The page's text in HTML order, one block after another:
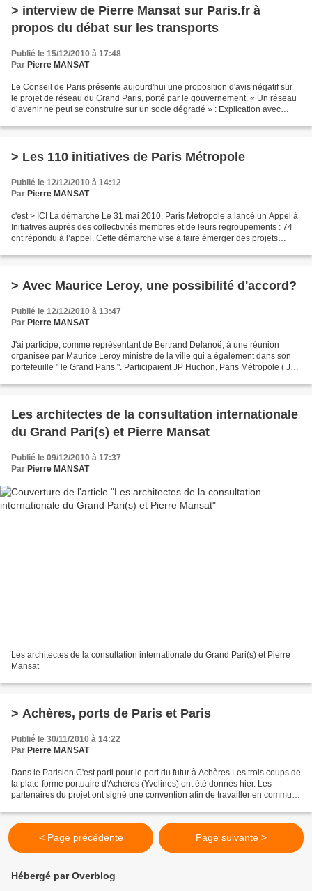
> interview de Pierre Mansat sur Paris.fr à
propos du débat sur les transports
Publié le 15/12/2010 à 17:48
Par Pierre MANSAT
Le Conseil de Paris présente aujourd'hui une proposition d'avis négatif sur
le projet de réseau du Grand Paris, porté par le gouvernement. « Un réseau
d’avenir ne peut se construire sur un socle dégradé » : Explication avec
> Les 110 initiatives de Paris Métropole
Publié le 12/12/2010 à 14:12
Par Pierre MANSAT
c'est > ICI La démarche Le 31 mai 2010, Paris Métropole a lancé un Appel à
Initiatives auprès des collectivités membres et de leurs regroupements : 74
ont répondu à l’appel. Cette démarche vise à faire émerger des projets
> Avec Maurice Leroy, une possibilité d'accord?
Publié le 12/12/2010 à 13:47
Par Pierre MANSAT
J'ai participé, comme représentant de Bertrand Delanoë, à une réunion
organisée par Maurice Leroy ministre de la ville qui a également dans son
portefeuille " le Grand Paris ". Participaient JP Huchon, Paris Métropole ( JY
Les architectes de la consultation internationale
du Grand Pari(s) et Pierre Mansat
Publié le 09/12/2010 à 17:37
Par Pierre MANSAT
Les architectes de la consultation internationale du Grand Pari(s) et Pierre
Mansat
> Achères, ports de Paris et Paris
Publié le 30/11/2010 à 14:22
Par Pierre MANSAT
Dans le Parisien C'est parti pour le port du futur à Achères Les trois coups de
la plate-forme portuaire d'Achères (Yvelines) ont été donnés hier. Les
partenaires du projet ont signé une convention afin de travailler en commun
< Page précédente Page suivante >
Hébergé par Overblog